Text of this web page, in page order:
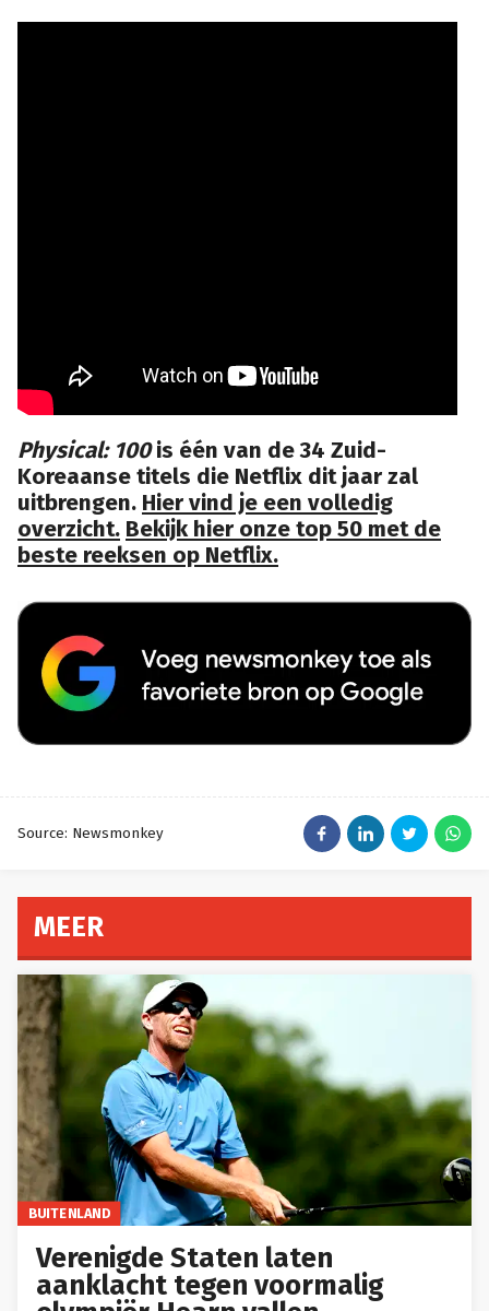
Physical: 100is één van de 34 Zuid-
Koreaanse titels die Netflix dit jaar zal
uitbrengen. Hier vind je een volledig
overzicht. Bekijk hier onze top 50 met de
beste reeksen op Netflix.
Source: Newsmonkey
MEER
BUITENLAND
Verenigde Staten laten
aanklacht tegen voormalig